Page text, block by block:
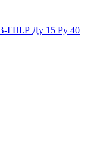
ГШ.Р Ду 15 Ру 40